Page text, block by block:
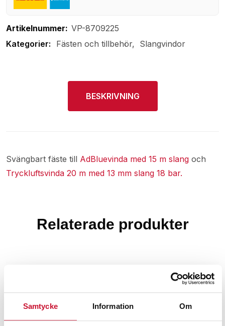
Samtycke Information Om
Artikelnummer: VP-8709225
Fästen och tillbehör
Slangvindor
BESKRIVNING
Svängbart fäste till AdBluevinda med 15 m slang och
Tryckluftsvinda 20 m med 13 mm slang 18 bar.
Relaterade produkter